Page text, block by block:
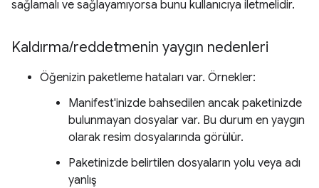
sağlamalı ve sağlayamıyorsa bunu kullanıcıya iletmelidir.
Kaldırma/reddetmenin yaygın nedenleri
Öğenizin paketleme hataları var. Örnekler:
Manifest'inizde bahsedilen ancak paketinizde
bulunmayan dosyalar var. Bu durum en yaygın
olarak resim dosyalarında görülür.
Paketinizde belirtilen dosyaların yolu veya adı
yanlış